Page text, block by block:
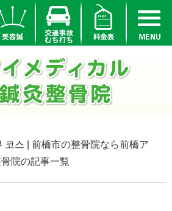
코스 | 前橋市の整骨院なら前橋ア
院の記事一覧